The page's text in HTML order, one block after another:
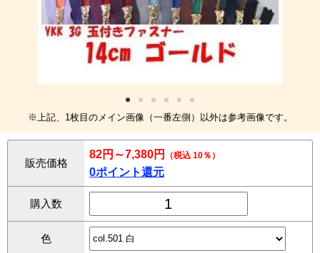
※上記、1枚目のメイン画像（一番左側）以外は参考画像です。
販売価格
82円～7,380円 （税込 10％）
0ポイント還元
購入数
色